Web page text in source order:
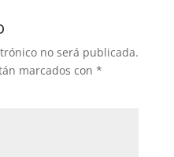
no será publicada.
marcados con *